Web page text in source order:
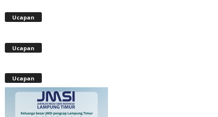
Ucapan
Ucapan
Ucapan